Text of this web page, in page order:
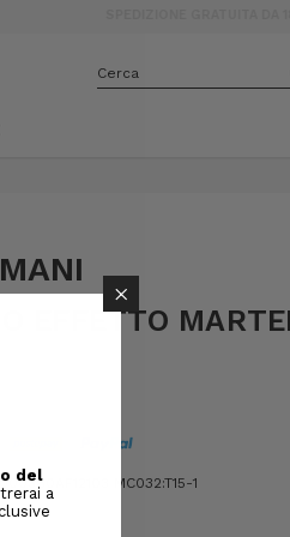
Cerca
EFFETTO
MC032:T15-1
×